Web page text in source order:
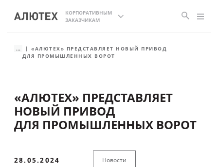
КОРПОРАТИВНЫМ
ЗАКАЗЧИКАМ
...
«АЛЮТЕХ» ПРЕДСТАВЛЯЕТ НОВЫЙ ПРИВОД
ДЛЯ ПРОМЫШЛЕННЫХ ВОРОТ
«АЛЮТЕХ» ПРЕДСТАВЛЯЕТ
НОВЫЙ ПРИВОД
ДЛЯ ПРОМЫШЛЕННЫХ ВОРОТ
28.05.2024 Новости